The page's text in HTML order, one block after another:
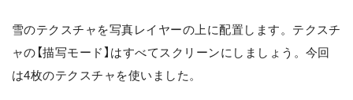
雪のテクスチャを写真レイヤーの上に配置します。 テクスチ
ャの【描写モード】はすべてスクリーンにしましょう 。今回
は4枚のテクスチャを使いました。